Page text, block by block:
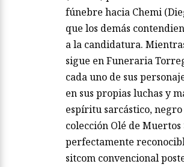
fúnebre hacia Chemi
que los demás
a la candidatura.
sigue en Funeraria
cada uno de sus
en sus propias luchas y
espíritu sarcástico,
colección Olé de Muertos
perfectamente
sitcom convencional